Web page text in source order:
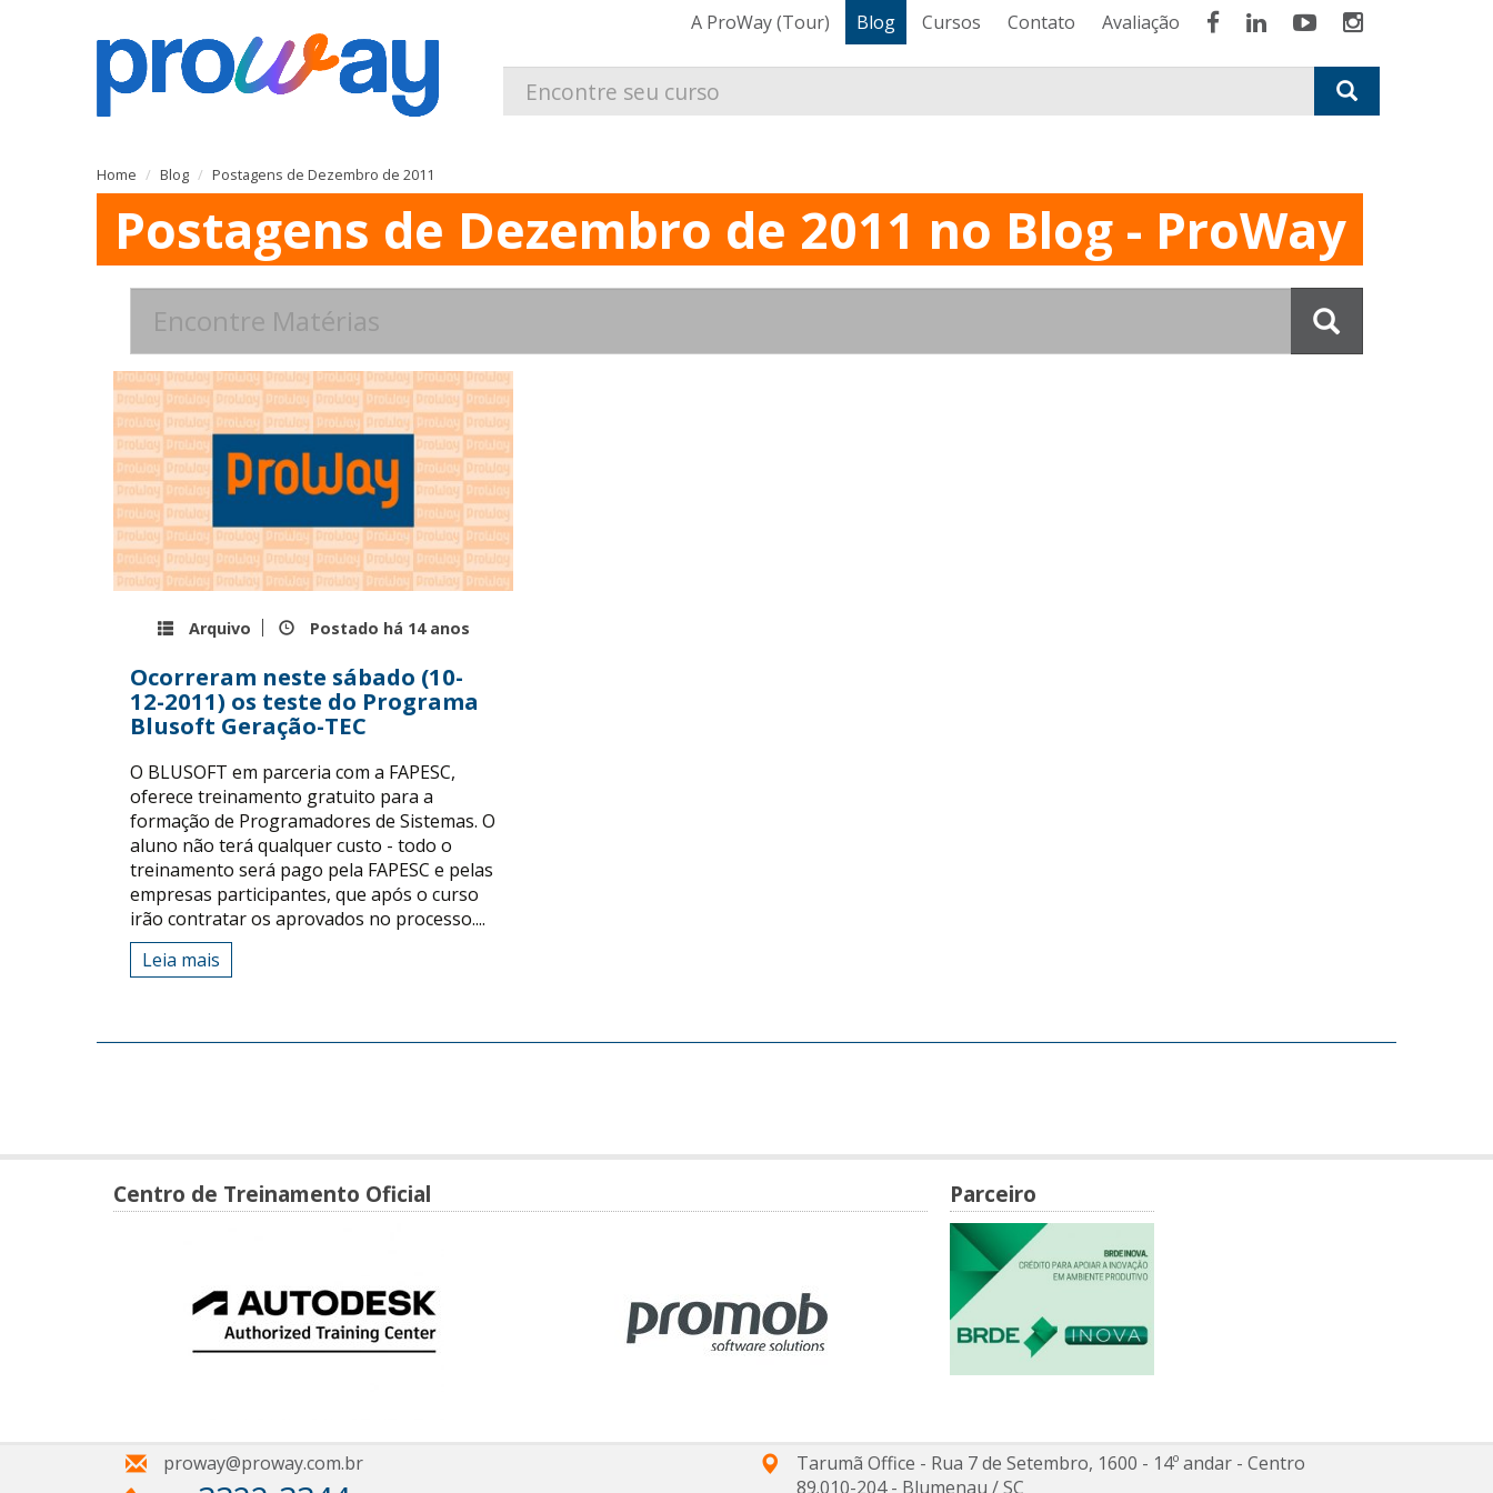
A ProWay (Tour) Blog Cursos Contato Avaliação
Home Blog Postagens de Dezembro de 2011
Postagens de Dezembro de 2011 no Blog - ProWay
Arquivo Postado há 14 anos
Ocorreram neste sábado (10-
12-2011) os teste do Programa
Blusoft Geração-TEC
O BLUSOFT em parceria com a FAPESC,
oferece treinamento gratuito para a
formação de Programadores de Sistemas. O
aluno não terá qualquer custo - todo o
treinamento será pago pela FAPESC e pelas
empresas participantes, que após o curso
irão contratar os aprovados no processo....
Leia mais
Centro de Treinamento Oficial Parceiro
proway@proway.com.br Tarumã Office - Rua 7 de Setembro, 1600 - 14º andar - Centro
89.010-204- Blumenau /SC